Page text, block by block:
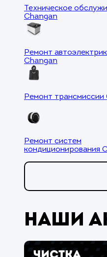
Техническое
Changan
Ремонт
Changan
Ремонт трансмиссии
Ремонт систем
кондиционирования
Наши